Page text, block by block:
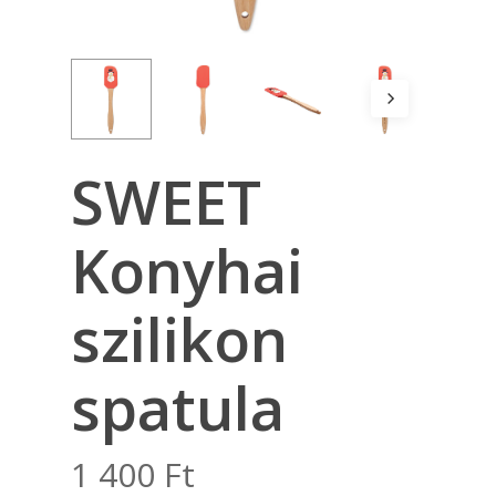
SWEET
Konyhai
szilikon
spatula
1 400 Ft